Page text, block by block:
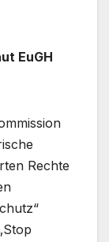
EuGH
Rechte